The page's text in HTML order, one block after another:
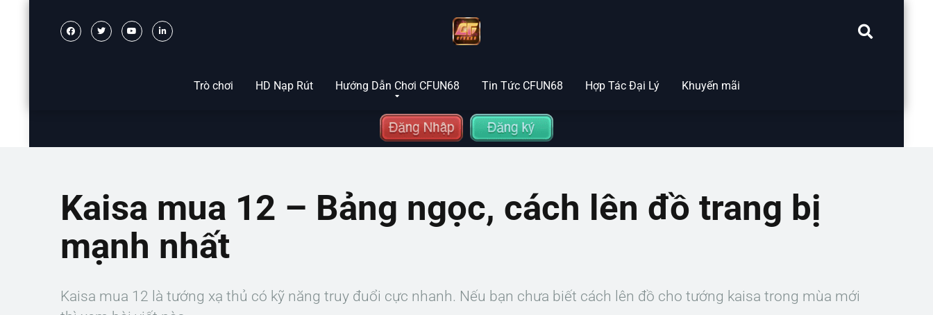
Trò chơi HD Nạp Rút Hướng Dẫn Chơi CFUN68 Tin Tức CFUN68 Hợp Tác Đại Lý Khuyến mãi
Kaisa mua 12 – Bảng ngọc, cách lên đồ trang bị
mạnh nhất
Kaisa mua 12 là tướng xạ thủ có kỹ năng truy đuổi cực nhanh. Nếu bạn chưa biết cách lên đồ cho tướng kaisa trong mùa mới